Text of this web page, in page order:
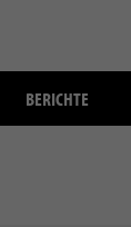
BERICHTE